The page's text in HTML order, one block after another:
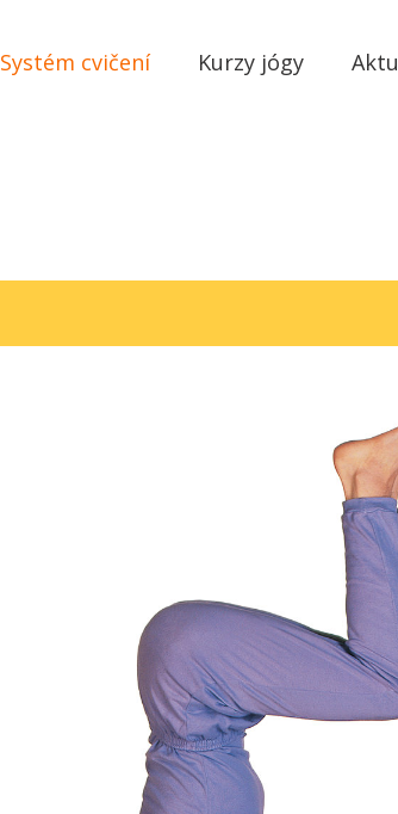
Systém cvičení Kurzy jógy